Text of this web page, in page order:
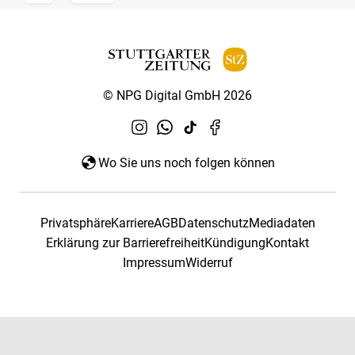
© NPG Digital GmbH 2026
Wo Sie uns noch folgen können
PrivatsphäreKarriereAGBDatenschutzMediadaten
Erklärung zur BarrierefreiheitKündigungKontakt
ImpressumWiderruf